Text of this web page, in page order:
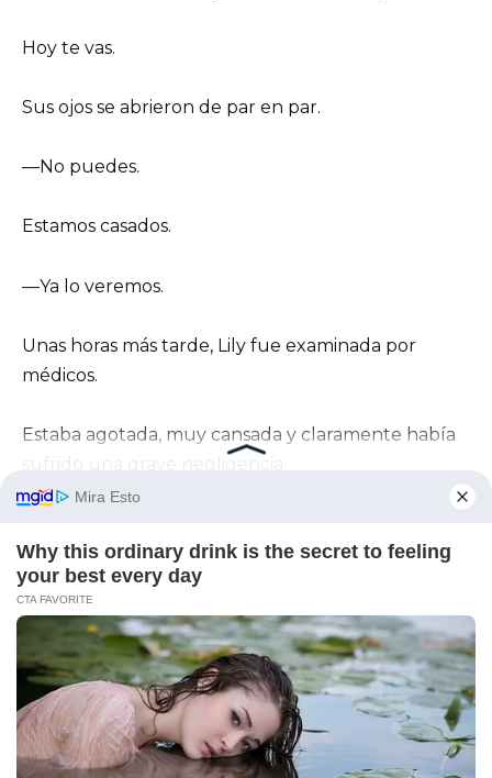
Hoy te vas.
Sus ojos se abrieron de par en par.
—No puedes.
Estamos casados.
—Ya lo veremos.
Unas horas más tarde, Lily fue examinada por
médicos.
Estaba agotada, muy cansada y claramente había
sufrido una grave negligencia.
La vida que Caroline había construido con tanto
cuidado empezó a derrumbarse literalmente ante
sus ojos.
Pero Daniel no pensaba en la venganza.
Para él, solo Lily importaba.